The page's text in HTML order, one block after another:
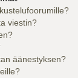
viestin?
äänestyksen?